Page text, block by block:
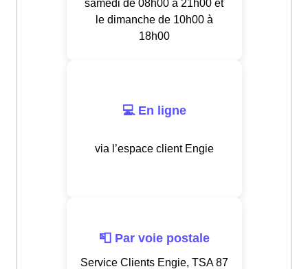
samedi de 08h00 à 21h00 et
le dimanche de 10h00 à
18h00
💻 En ligne
via l’espace client Engie
📮 Par voie postale
Service Clients Engie, TSA 87